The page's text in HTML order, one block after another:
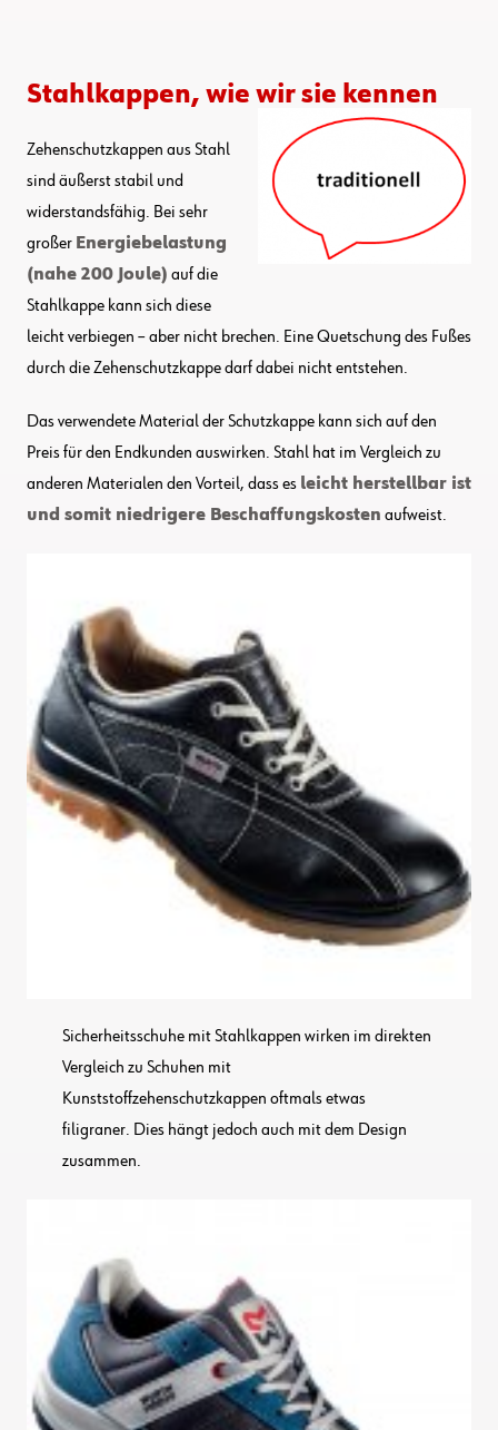
Stahlkappen, wie wir sie kennen
Zehenschutzkappen aus Stahl
sind äußerst stabil und
widerstandsfähig. Bei sehr
großer Energiebelastung
(nahe 200 Joule) auf die
Stahlkappe kann sich diese
leicht verbiegen – aber nicht brechen. Eine Quetschung des Fußes
durch die Zehenschutzkappe darf dabei nicht entstehen.
Das verwendete Material der Schutzkappe kann sich auf den
Preis für den Endkunden auswirken. Stahl hat im Vergleich zu
anderen Materialen den Vorteil, dass es leicht herstellbar ist
und somit niedrigere Beschaffungskosten aufweist.
Sicherheitsschuhe mit Stahlkappen wirken im direkten
Vergleich zu Schuhen mit
Kunststoffzehenschutzkappen oftmals etwas
filigraner. Dies hängt jedoch auch mit dem Design
zusammen.